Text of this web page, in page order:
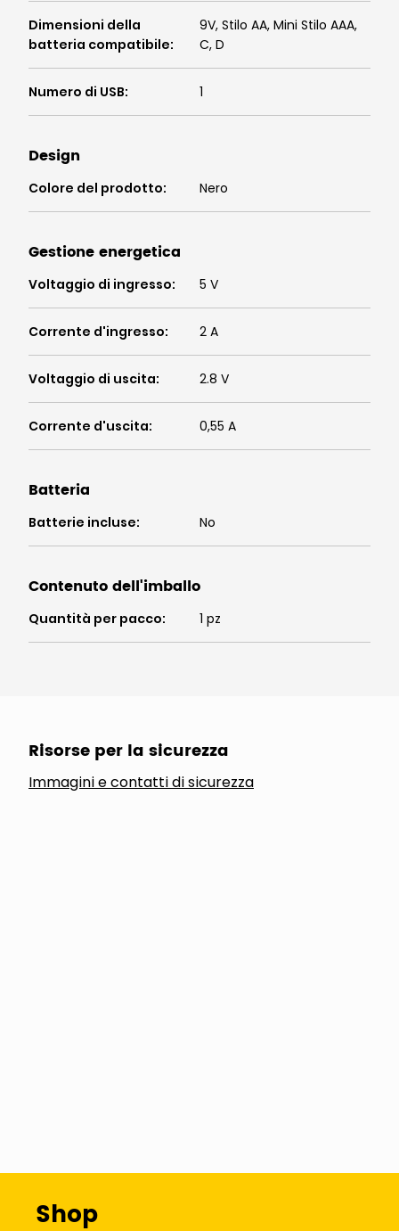
Dimensioni della
batteria compatibile:
9V, Stilo AA, Mini Stilo AAA,
C, D
Numero di USB: 1
Design
Colore del prodotto: Nero
Gestione energetica
Voltaggio di ingresso: 5 V
Corrente d'ingresso: 2 A
Voltaggio di uscita: 2.8 V
Corrente d'uscita: 0,55 A
Batteria
Batterie incluse: No
Contenuto dell'imballo
Quantità per pacco: 1 pz
Risorse per la sicurezza
Immagini e contatti di sicurezza
Shop